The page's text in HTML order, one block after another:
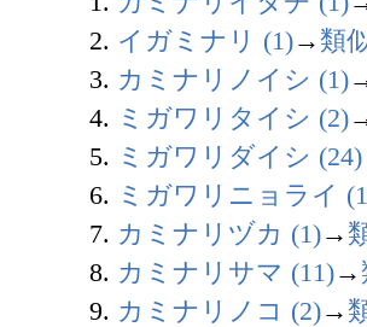
2. イガミナリ (1)→ 類
3. カミナリノイシ (1)
4. ミガワリタイシ (2)
5. ミガワリダイシ (24)
6. ミガワリニョライ
7. カミナリヅカ (1)→
8. カミナリサマ (11)→
9. カミナリノコ (2)→